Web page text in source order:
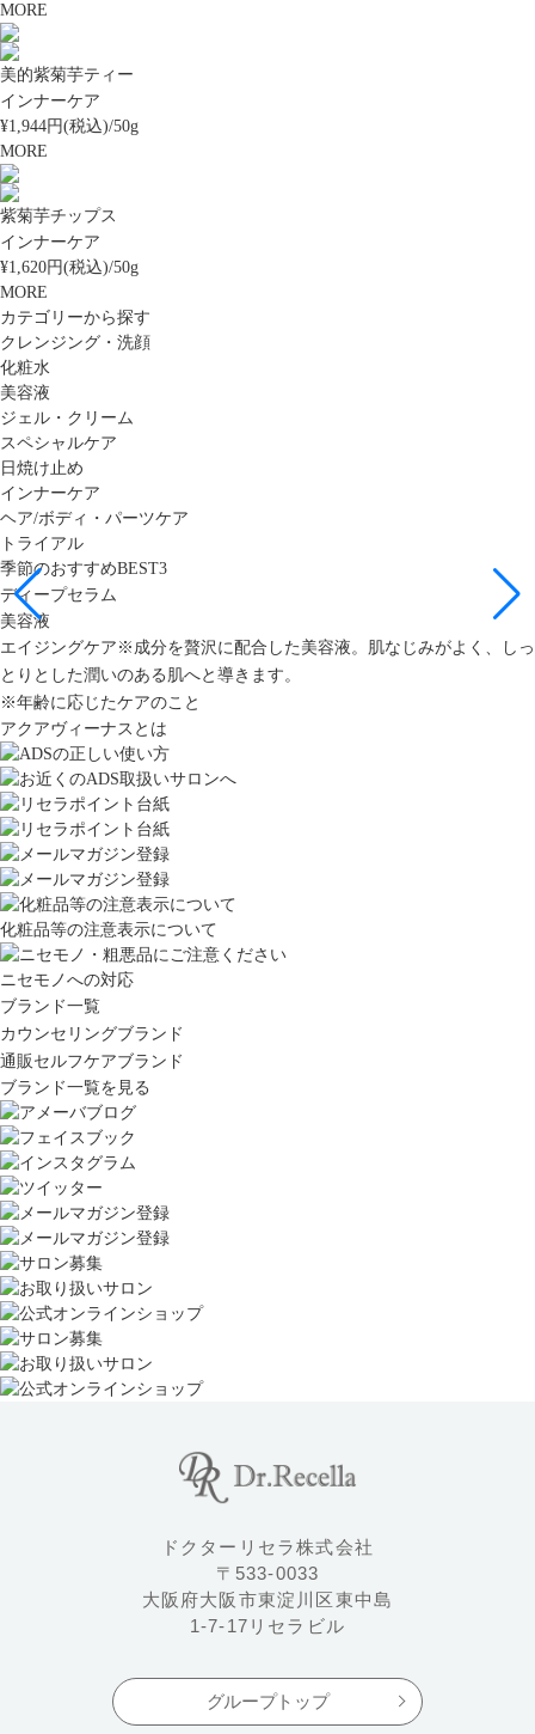
MORE
美的紫菊芋ティー
インナーケア
¥1,944円(税込)/50g
MORE
紫菊芋チップス
インナーケア
¥1,620円(税込)/50g
MORE
カテゴリーから探す
クレンジング・洗顔
化粧水
美容液
ジェル・クリーム
スペシャルケア
日焼け止め
インナーケア
ヘア/ボディ・パーツケア
トライアル
季節のおすすめBEST3
ディープセラム
美容液
エイジングケア※成分を贅沢に配合した美容液。肌なじみがよく、しっ
とりとした潤いのある肌へと導きます。
※年齢に応じたケアのこと
アクアヴィーナスとは
化粧品等の注意表示について
ニセモノへの対応
ブランド一覧
カウンセリングブランド
通販セルフケアブランド
ブランド一覧を見る
ドクターリセラ株式会社
〒533-0033
大阪府大阪市東淀川区東中島
1-7-17リセラビル
グループトップ